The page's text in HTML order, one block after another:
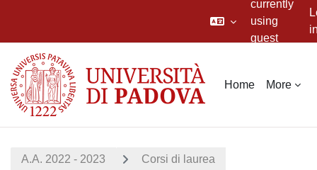
currently
using
guest
Home More
A.A. 2022 - 2023 Corsi di laurea